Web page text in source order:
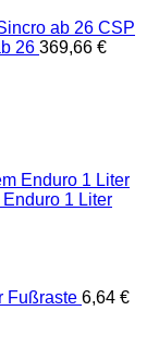
CSP
26 369,66 €
1 Liter
Fußraste 6,64 €